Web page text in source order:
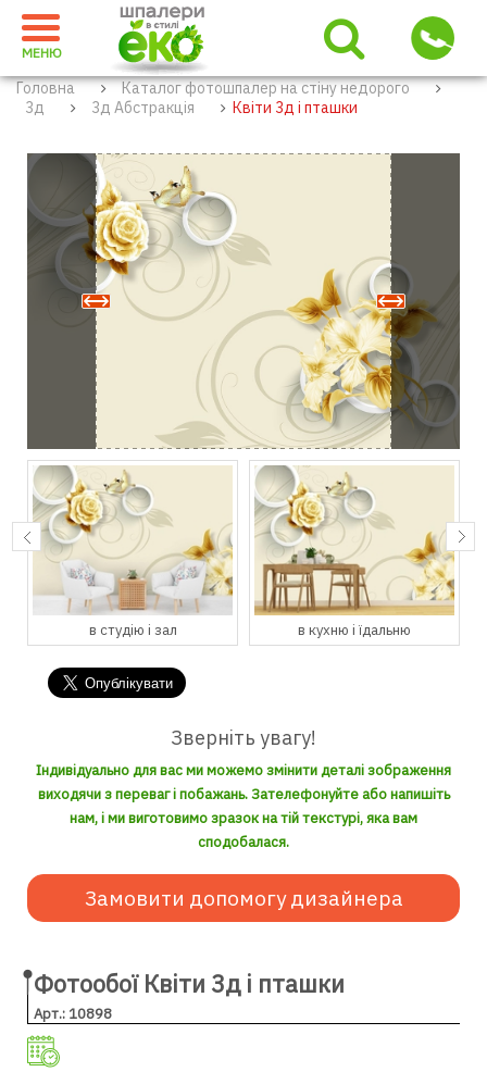
МЕНЮ
Головна
Каталог фотошпалер на стіну недорого
3д
3д Абстракція Квіти 3д і пташки
в студію і зал в кухню і їдальню
Зверніть увагу!
Індивідуально для вас ми можемо змінити деталі зображення
виходячи з переваг і побажань. Зателефонуйте або напишіть
нам, і ми виготовимо зразок на тій текстурі, яка вам
сподобалася.
Замовити допомогу дизайнера
Фотообої Квіти 3д і пташки
Арт.: 10898